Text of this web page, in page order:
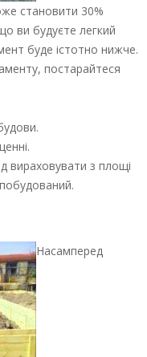
становити 30%
ви будуєте легкий
буде істотно нижче.
постарайтеся
вираховувати з площі
Насамперед